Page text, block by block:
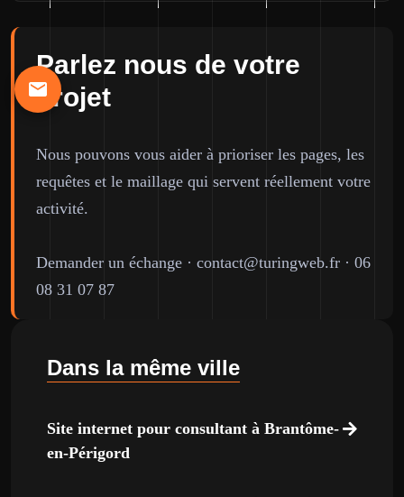
Parlez nous de votre
projet
Nous pouvons vous aider à prioriser les pages, les
requêtes et le maillage qui servent réellement votre
activité.
Demander un échange · contact@turingweb.fr · 06
08 31 07 87
Dans la même ville
Site internet pour consultant à Brantôme-
en-Périgord